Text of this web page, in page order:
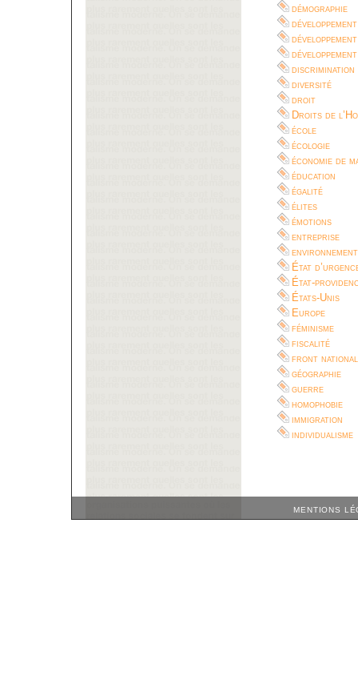
démographie
développement
discrimination
diversité
droit
Droits de
école
écologie
économie de
éducation
égalité
élites
émotions
entreprise
environnement
État
État-
États-Unis
Europe
féminisme
fiscalité
front national
géographie
guerre
homophobie
immigration
individualisme
MENTIONS